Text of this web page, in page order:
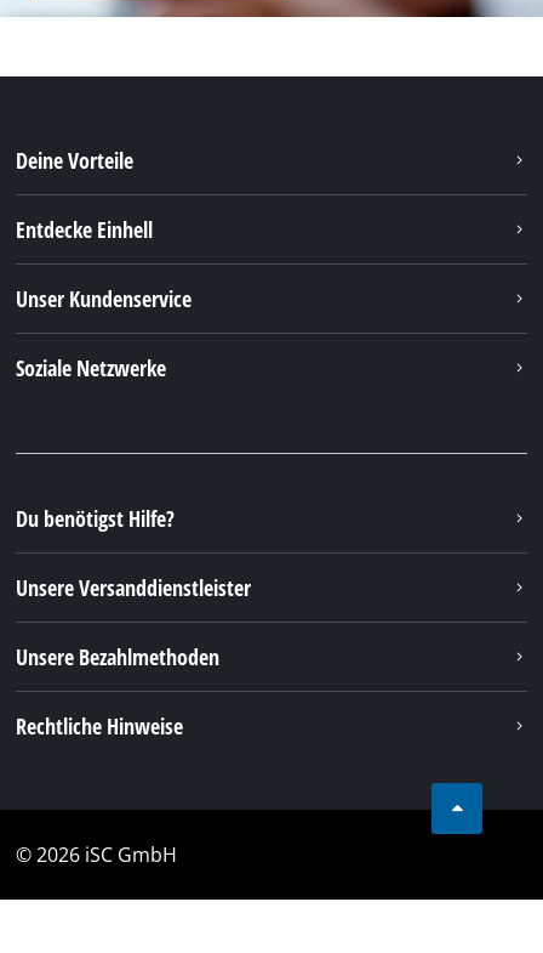
Deine Vorteile
Entdecke Einhell
Unser Kundenservice
Soziale Netzwerke
Du benötigst Hilfe?
Unsere Versanddienstleister
Unsere Bezahlmethoden
Rechtliche Hinweise
© 2026 iSC GmbH